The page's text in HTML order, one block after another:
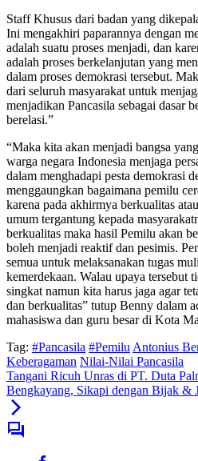
Staff Khusus dari badan yang
Ini mengakhiri paparannya dengan
adalah suatu proses menjadi, dan
adalah proses berkelanjutan yang
dalam proses demokrasi tersebut.
dari seluruh masyarakat untuk
menjadikan Pancasila sebagai dasar
berelasi.”
“Maka kita akan menjadi bangsa
warga negara Indonesia menjaga
dalam menghadapi pesta demokrasi
menggaungkan bagaimana pemilu
karena pada akhirmya berkualitas
umum tergantung kepada
berkualitas maka hasil Pemilu akan
boleh menjadi reaktif dan pesimis.
semua untuk melaksanakan tugas
kemerdekaan. Walau upaya tersebut
singkat namun kita harus jaga agar
dan berkualitas” tutup Benny dalam
mahasiswa dan guru besar di Kota
Tag: #Pancasila #Pemilu Antonius
Keberagaman Nilai-Nilai Pancasila
Tangani Ricuh Unras di PT. Duta
Bengkayang, Sikapi dengan Bijak &